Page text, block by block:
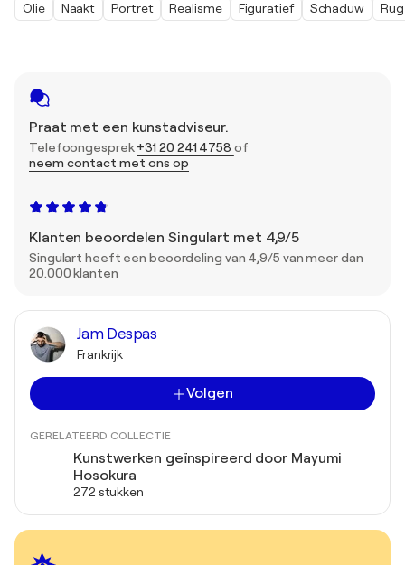
Praat met een kunstadviseur.
Telefoongesprek+31 20 241 4758 of
neem contact met ons op
Klanten beoordelen Singulart met 4,9/5
Singulart heeft een beoordeling van 4,9/5 van meer dan
20.000 klanten
Jam Despas
Frankrijk
Volgen
GERELATEERD COLLECTIE
Kunstwerken geïnspireerd door Mayumi
Hosokura
272 stukken
Olie Naakt Portret Realisme Figuratief Schaduw Rug